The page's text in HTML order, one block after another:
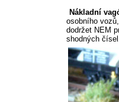
Nákladní
osobního
dodržet NEM
shodných